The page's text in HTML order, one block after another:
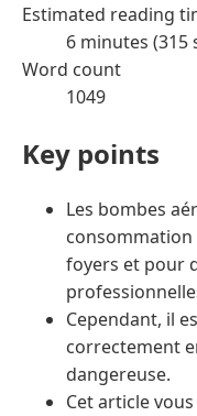
Estimated reading
6 minutes (315
Word count
1049
Key points
Les bombes
foyers et pour
Cependant, il
correctement
dangereuse.
Cet article